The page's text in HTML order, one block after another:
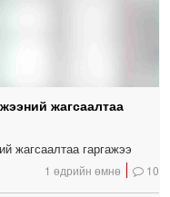
жагсаалтаа
жагсаалтаа гаргажээ
1 өдрийн өмнө 10